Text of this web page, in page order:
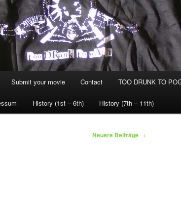
Submit your movie Contact TOO DRUNK TO
History (1st – 6th) History (7th – 11th)
Neuere Beiträge →